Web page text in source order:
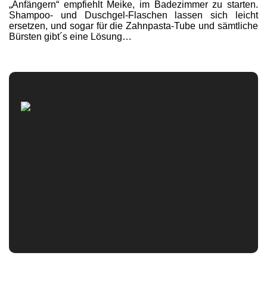
„Anfängern“ empfiehlt Meike, im Badezimmer zu starten.
Shampoo- und Duschgel-Flaschen lassen sich leicht
ersetzen, und sogar für die Zahnpasta-Tube und sämtliche
Bürsten gibt´s eine Lösung…